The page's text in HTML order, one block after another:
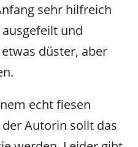
sehr hilfreich
und
düster, aber
echt fiesen
Autorin sollt das